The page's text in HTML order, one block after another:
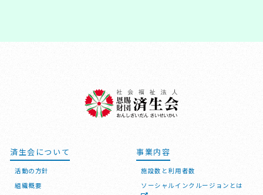
済生会について
活動の方針
組織概要
事業内容
施設数と利用者数
ソーシャルインクルージョンとは